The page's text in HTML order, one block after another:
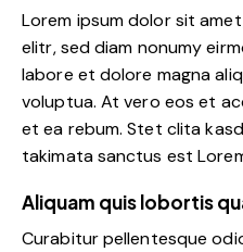
Lorem ipsum dolor sit
elitr, sed diam nonumy
labore et dolore magna
voluptua. At vero eos et
et ea rebum. Stet clita
takimata sanctus est
Aliquam quis lobortis
Curabitur pellentesque